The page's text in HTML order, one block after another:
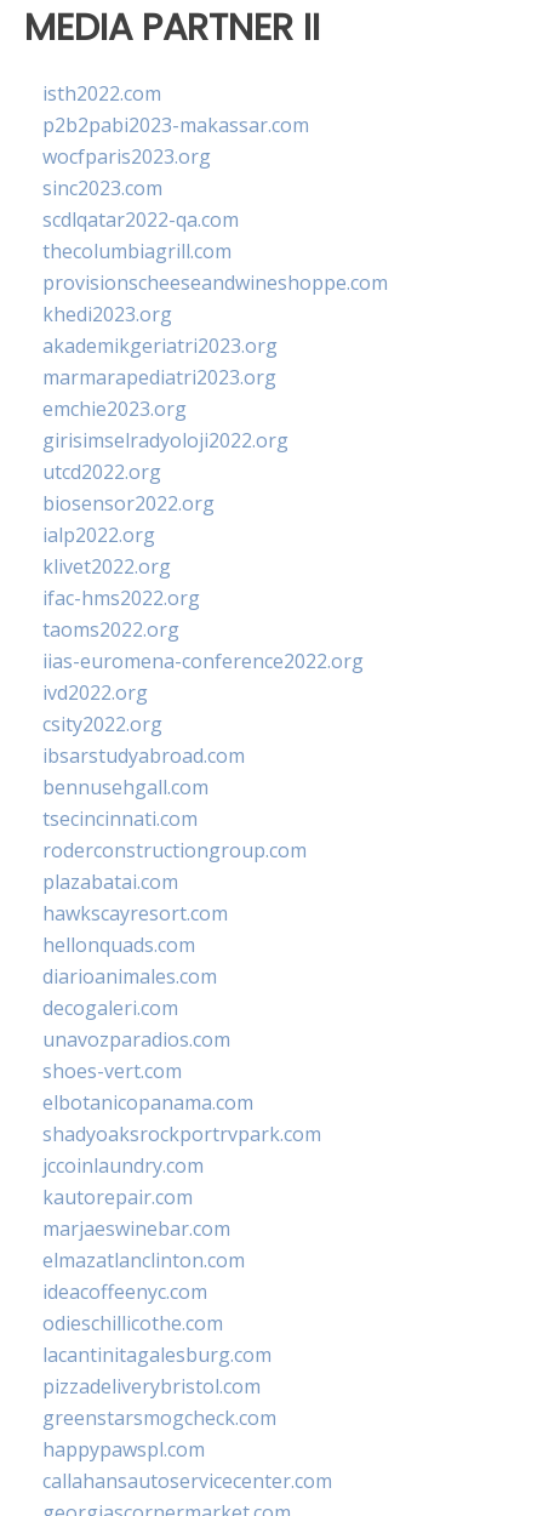
MEDIA PARTNER II
isth2022.com
p2b2pabi2023-makassar.com
wocfparis2023.org
sinc2023.com
scdlqatar2022-qa.com
thecolumbiagrill.com
provisionscheeseandwineshoppe.com
khedi2023.org
akademikgeriatri2023.org
marmarapediatri2023.org
emchie2023.org
girisimselradyoloji2022.org
utcd2022.org
biosensor2022.org
ialp2022.org
klivet2022.org
ifac-hms2022.org
taoms2022.org
iias-euromena-conference2022.org
ivd2022.org
csity2022.org
ibsarstudyabroad.com
bennusehgall.com
tsecincinnati.com
roderconstructiongroup.com
plazabatai.com
hawkscayresort.com
hellonquads.com
diarioanimales.com
decogaleri.com
unavozparadios.com
shoes-vert.com
elbotanicopanama.com
shadyoaksrockportrvpark.com
jccoinlaundry.com
kautorepair.com
marjaeswinebar.com
elmazatlanclinton.com
ideacoffeenyc.com
odieschillicothe.com
lacantinitagalesburg.com
pizzadeliverybristol.com
greenstarsmogcheck.com
happypawspl.com
callahansautoservicecenter.com